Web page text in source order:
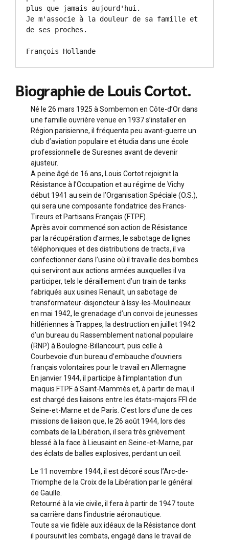
plus que jamais aujourd'hui.
Je m'associe à la douleur de sa famille et
de ses proches.
François Hollande
Biographie de Louis Cortot.
Né le 26 mars 1925 à Sombemon en Côte-d’Or dans
une famille ouvrière venue en 1937 s’installer en
Région parisienne, il fréquenta peu avant-guerre un
club d’aviation populaire et étudia dans une école
professionnelle de Suresnes avant de devenir
ajusteur.
A peine âgé de 16 ans, Louis Cortot rejoignit la
Résistance à l’Occupation et au régime de Vichy
début 1941 au sein de l’Organisation Spéciale (O.S.),
qui sera une composante fondatrice des Francs-
Tireurs et Partisans Français (FTPF).
Après avoir commencé son action de Résistance
par la récupération d’armes, le sabotage de lignes
téléphoniques et des distributions de tracts, il va
confectionner dans l’usine où il travaille des bombes
qui serviront aux actions armées auxquelles il va
participer, tels le déraillement d’un train de tanks
fabriqués aux usines Renault, un sabotage de
transformateur-disjoncteur à Issy-les-Moulineaux
en mai 1942, le grenadage d’un convoi de jeunesses
hitlériennes à Trappes, la destruction en juillet 1942
d’un bureau du Rassemblement national populaire
(RNP) à Boulogne-Billancourt, puis celle à
Courbevoie d’un bureau d’embauche d’ouvriers
français volontaires pour le travail en Allemagne
En janvier 1944, il participe à l’implantation d’un
maquis FTPF à Saint-Mammès et, à partir de mai, il
est chargé des liaisons entre les états-majors FFI de
Seine-et-Marne et de Paris. C’est lors d’une de ces
missions de liaison que, le 26 août 1944, lors des
combats de la Libération, il sera très grièvement
blessé à la face à Lieusaint en Seine-et-Marne, par
des éclats de balles explosives, perdant un oeil.
Le 11 novembre 1944, il est décoré sous l’Arc-de-
Triomphe de la Croix de la Libération par le général
de Gaulle.
Retourné à la vie civile, il fera à partir de 1947 toute
sa carrière dans l’industrie aéronautique.
Toute sa vie fidèle aux idéaux de la Résistance dont
il poursuivit les combats, engagé dans le travail de